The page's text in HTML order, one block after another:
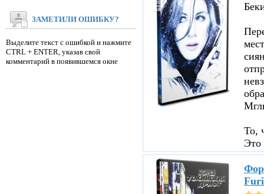
То,
ЗАМЕТИЛИ ОШИБКУ?
Выделите текст с ошибкой и нажмите
CTRL + ENTER, указав свой
комментарий в появившемся окне